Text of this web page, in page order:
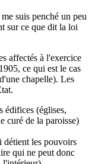
suis penché un peu
sur ce que dit la loi
affectés à l'exercice
ce qui est le cas
chapelle). Les
édifices (églises,
curé de la paroisse)
les pouvoirs
qui ne peut donc